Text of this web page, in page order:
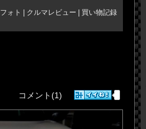
フォト クルマレビュー
買い物記録
コメント(1)